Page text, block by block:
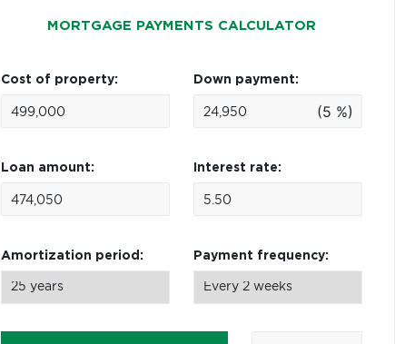
MORTGAGE PAYMENTS CALCULATOR
Cost of property: Down payment:
(5 %)
Loan amount: Interest rate:
Amortization period: Payment frequency: